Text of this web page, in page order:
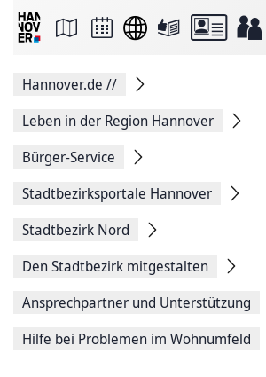
Seite
Facebook
teilen
Seitenlink
Seite
Hannover.de //
Leben in der Region Hannover
Bürger-Service
Stadtbezirksportale Hannover
Stadtbezirk Nord
Den Stadtbezirk mitgestalten
Ansprechpartner und Unterstützung
Hilfe bei Problemen im Wohnumfeld